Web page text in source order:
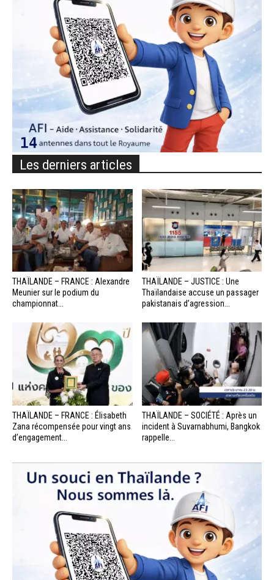
Les derniers articles
THAÏLANDE – FRANCE : Alexandre
Meunier sur le podium du
championnat...
THAÏLANDE – JUSTICE : Une
Thaïlandaise accuse un passager
pakistanais d’agression...
THAÏLANDE – FRANCE : Élisabeth
Zana récompensée pour vingt ans
d’engagement...
THAÏLANDE – SOCIÉTÉ : Après un
incident à Suvarnabhumi, Bangkok
rappelle...